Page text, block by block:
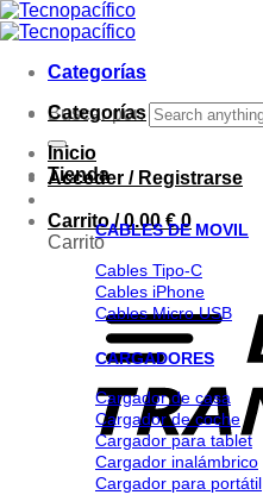
Categorías
Buscar por:
Acceder / Registrarse
Carrito /0.00€ 0
Carrito
Categorías
Inicio
Tienda
CABLES DE MOVIL
Cables Tipo-C
Cables iPhone
Cables Micro USB
CARGADORES
Cargador de casa
Cargador de coche
Cargador para tablet
Cargador inalámbrico
Cargador para portátil